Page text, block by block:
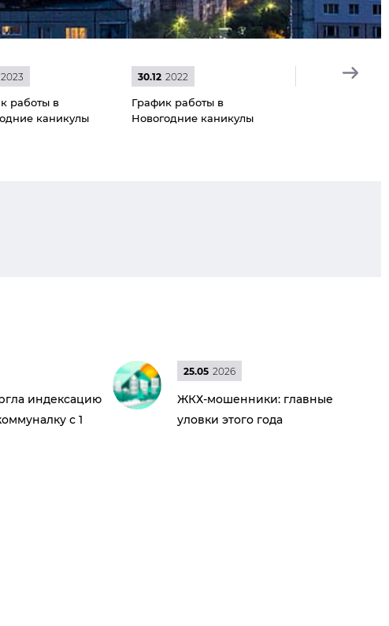
2023
работы в
каникулы
30.12 2022
График работы в
Новогодние каникулы
2021
индексацию
с 1
25.05 2026
ЖКХ-мошенники: главные
уловки этого года